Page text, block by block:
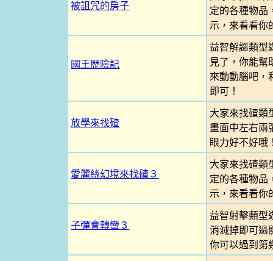
被詛咒的房子
定的各種物品
示，來看看你
國王歷險記
益智解謎類型
見了，你能幫
來動動腦吧，
即可！
放學來找碴
大家來找碴類
畫面中左右兩
眼力好不好哦
愛麗絲幻境來找碴３
大家來找碴類
定的各種物品
示，來看看你
子彈會轉彎３
益智射擊類型
消滅掉即可過
你可以過到第